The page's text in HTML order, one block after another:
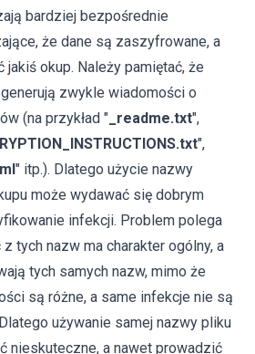
bardziej bezpośrednie
że dane są zaszyfrowane, a
jakiś okup. Należy pamiętać, że
zwykle wiadomości o
(na przykład " _readme.txt",
",
" itp.). Dlatego użycie nazwy
może wydawać się dobrym
infekcji. Problem polega
tych nazw ma charakter ogólny, a
tych samych nazw, mimo że
są różne, a same infekcje nie są
używanie samej nazwy pliku
nieskuteczne, a nawet prowadzić